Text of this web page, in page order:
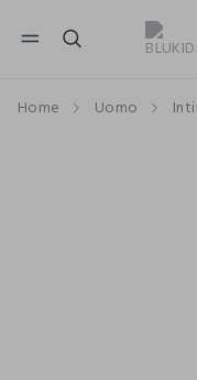
Home Uomo